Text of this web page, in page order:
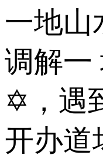
一地山
调解一
✡，遇
开办道